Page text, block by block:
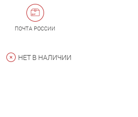
ПОЧТА РОССИИ
НЕТ В НАЛИЧИИ